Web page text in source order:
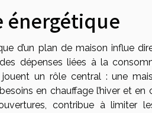
énergétique
d’un plan de maison influe
dépenses liées à la
jouent un rôle central : une
en chauffage l’hiver et en
contribue à limiter